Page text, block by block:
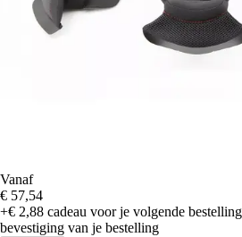
Vanaf
€ 57,54
+€ 2,88 cadeau voor je volgende bestelling
bevestiging van je bestelling